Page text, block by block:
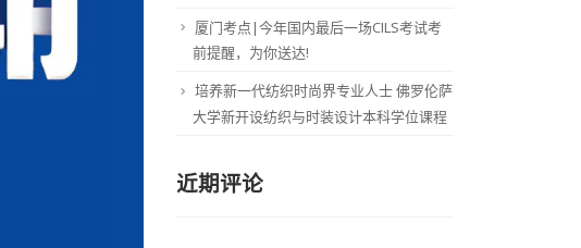
厦门考点|今年国内最后一场CILS考试考
前提醒，为你送达!
培养新一代纺织时尚界专业人士 佛罗伦萨
大学新开设纺织与时装设计本科学位课程
近期评论